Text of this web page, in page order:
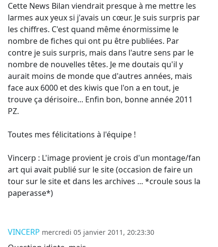
Cette News Bilan viendrait presque à me mettre les
larmes aux yeux si j'avais un cœur. Je suis surpris par
les chiffres. C'est quand même énormissime le
nombre de fiches qui ont pu être publiées. Par
contre je suis surpris, mais dans l'autre sens par le
nombre de nouvelles têtes. Je me doutais qu'il y
aurait moins de monde que d'autres années, mais
face aux 6000 et des kiwis que l'on a en tout, je
trouve ça dérisoire... Enfin bon, bonne année 2011
PZ.
Toutes mes félicitations à l'équipe !
Vincerp : L'image provient je crois d'un montage/fan
art qui avait publié sur le site (occasion de faire un
tour sur le site et dans les archives ... *croule sous la
paperasse*)
VINCERP mercredi 05 janvier 2011, 20:23:30